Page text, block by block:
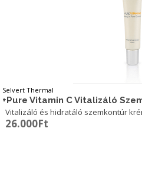
Selvert Thermal
+Pure Vitamin C Vitalizáló
Vitalizáló és hidratáló szemkontúr
26.000Ft